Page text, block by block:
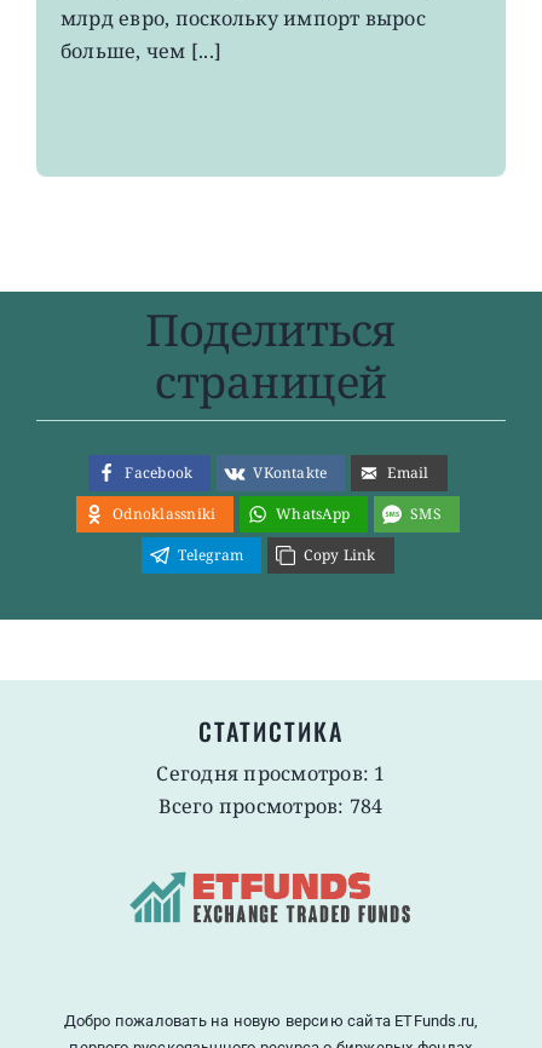
млрд евро, поскольку импорт вырос
больше, чем [...]
Поделиться
страницей
Facebook VKontakte
Email
Odnoklassniki
WhatsApp
SMS
Telegram
Copy Link
СТАТИСТИКА
Сегодня просмотров: 1
Всего просмотров: 784
Добро пожаловать на новую версию сайта ETFunds.ru,